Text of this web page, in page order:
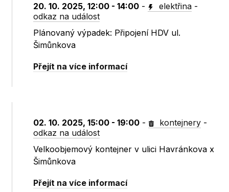
20. 10. 2025, 12:00 - 14:00 - elektřina -
odkaz na událost
Plánovaný výpadek: Připojení HDV ul.
Šimůnkova
Přejít na více informací
02. 10. 2025, 15:00 - 19:00 - kontejnery -
odkaz na událost
Velkoobjemový kontejner v ulici Havránkova x
Šimůnkova
Přejít na více informací